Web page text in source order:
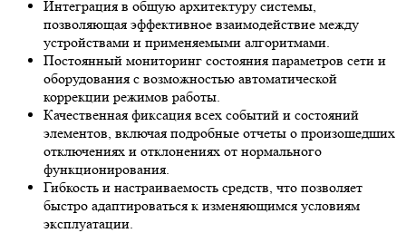
Интеграция в общую архитектуру системы,
позволяющая эффективное взаимодействие между
устройствами и применяемыми алгоритмами.
Постоянный мониторинг состояния параметров сети и
оборудования с возможностью автоматической
коррекции режимов работы.
Качественная фиксация всех событий и состояний
элементов, включая подробные отчеты о произошедших
отключениях и отклонениях от нормального
функционирования.
Гибкость и настраиваемость средств, что позволяет
быстро адаптироваться к изменяющимся условиям
эксплуатации.